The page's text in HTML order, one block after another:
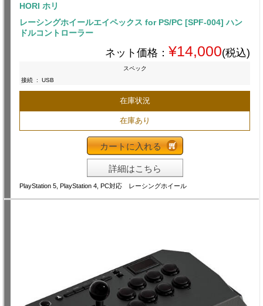
HORI ホリ
レーシングホイールエイペックス for PS/PC [SPF-004] ハン
ドルコントローラー
ネット価格： ¥14,000(税込)
スペック
接続 : USB
在庫状況
在庫あり
カートに入れる
詳細はこちら
PlayStation 5, PlayStation 4, PC対応 レーシングホイール